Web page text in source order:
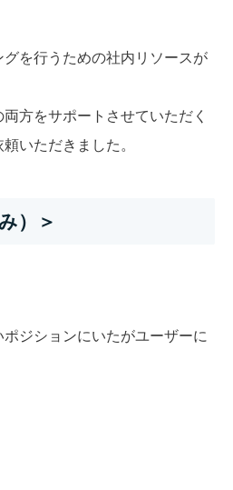
を行うための社内リソースが
両方をサポートさせていただく
いただきました。
）＞
ポジションにいたがユーザーに